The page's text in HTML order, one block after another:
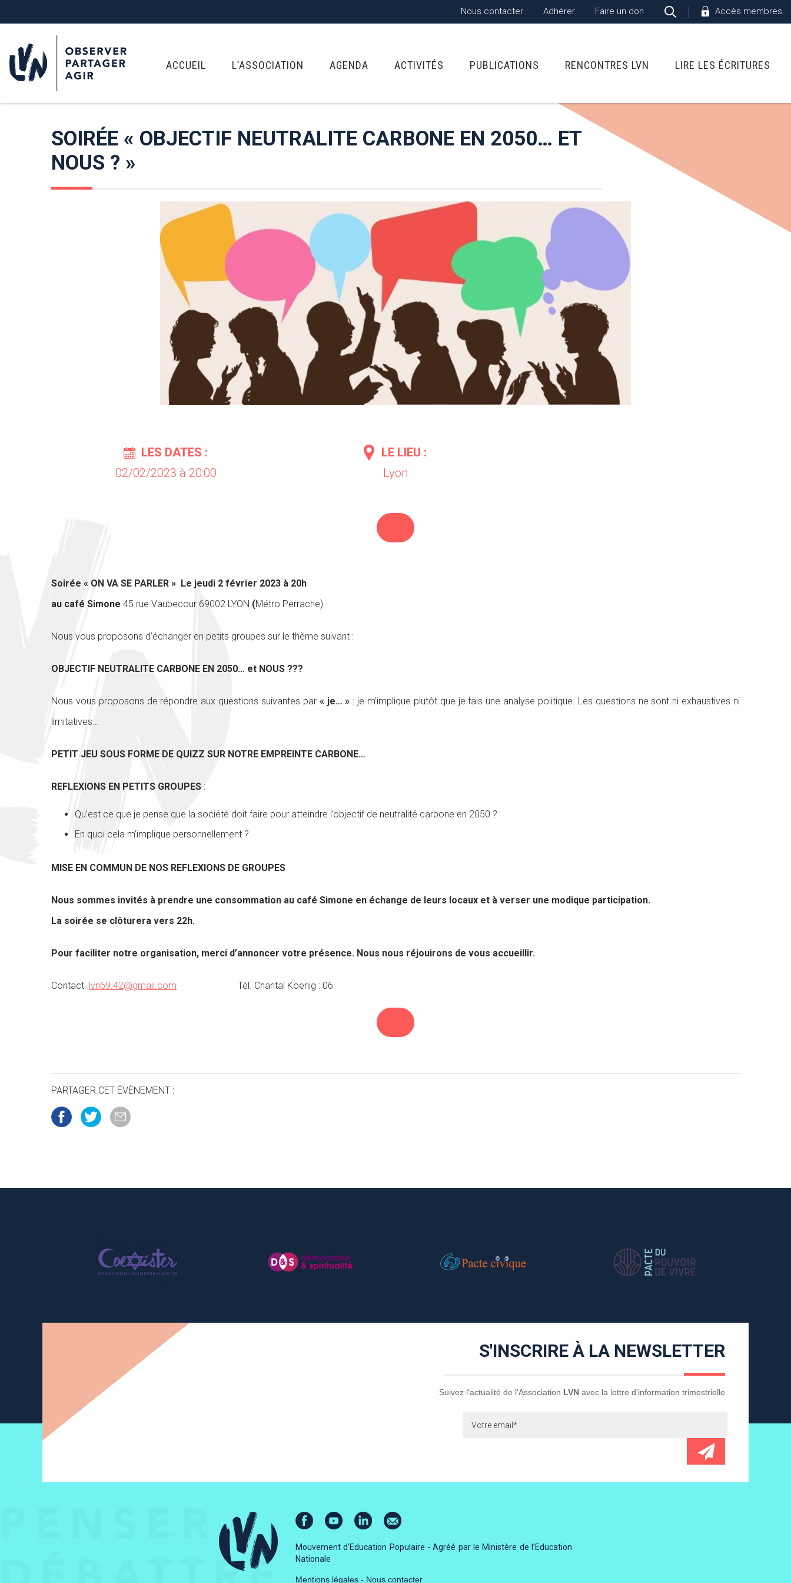
Nous contacter Adhérer Faire un don Accès membres
ACCUEIL L’ASSOCIATION AGENDA ACTIVITÉS PUBLICATIONS RENCONTRES LVN LIRE LES ÉCRITURES
SOIRÉE « OBJECTIF NEUTRALITE CARBONE EN 2050… ET
NOUS ? »
LES DATES :
02/02/2023 à 20:00
LE LIEU :
Lyon
Soirée « ON VA SE PARLER » Le jeudi 2 février 2023 à 20h
au café Simone 45 rue Vaubecour 69002 LYON (Métro Perrache)
Nous vous proposons d’échanger en petits groupes sur le thème suivant :
OBJECTIF NEUTRALITE CARBONE EN 2050… et NOUS ???
Nous vous proposons de répondre aux questions suivantes par « je… » : je m’implique plutôt que je fais une analyse politique. Les questions ne sont ni exhaustives ni
limitatives…
PETIT JEU SOUS FORME DE QUIZZ SUR NOTRE EMPREINTE CARBONE…
REFLEXIONS EN PETITS GROUPES :
Qu’est ce que je pense que la société doit faire pour atteindre l’objectif de neutralité carbone en 2050 ?
En quoi cela m’implique personnellement ?
MISE EN COMMUN DE NOS REFLEXIONS DE GROUPES
Nous sommes invités à prendre une consommation au café Simone en échange de leurs locaux et à verser une modique participation.
La soirée se clôturera vers 22h.
Pour faciliter notre organisation, merci d’annoncer votre présence. Nous nous réjouirons de vous accueillir.
Contact lvn69.42@gmail.com Tél. Chantal Koenig : 06
PARTAGER CET ÉVÈNEMENT :
S'INSCRIRE À LA NEWSLETTER
Suivez l'actualité de l'Association LVN avec la lettre d'information trimestrielle
Mouvement d'Education Populaire - Agréé par le Ministère de l’Education
Nationale
Mentions légales - Nous contacter